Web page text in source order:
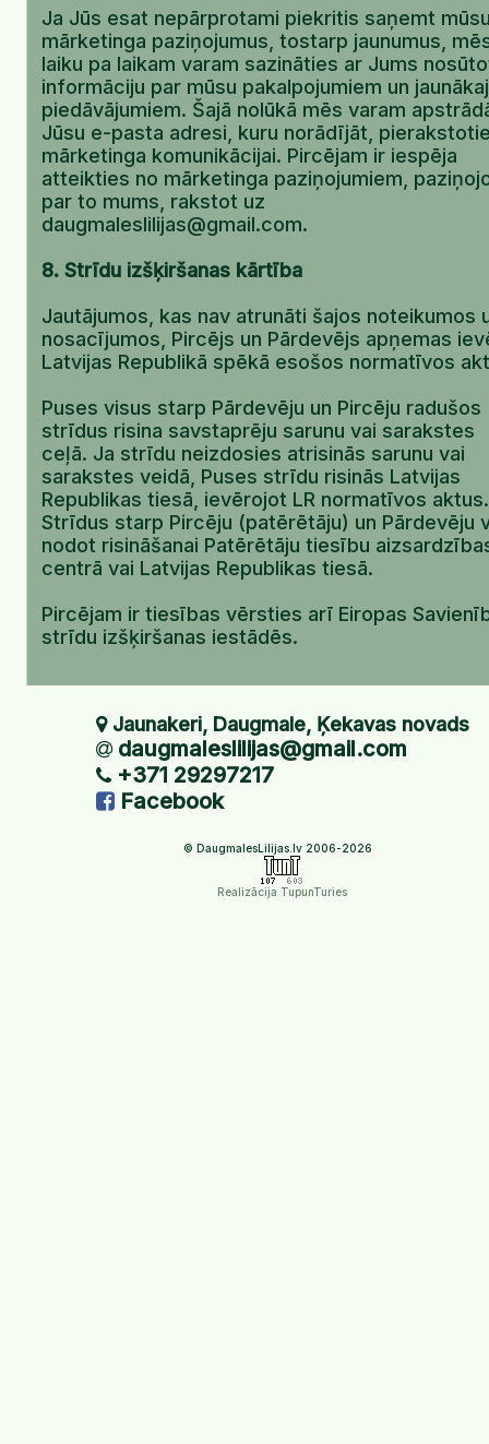
Ja Jūs esat nepārprotami piekritis saņemt
mārketinga paziņojumus, tostarp jaunumus,
laiku pa laikam varam sazināties ar Jums
informāciju par mūsu pakalpojumiem un
piedāvājumiem. Šajā nolūkā mēs varam
Jūsu e-pasta adresi, kuru norādījāt,
mārketinga komunikācijai. Pircējam ir iespēja
atteikties no mārketinga paziņojumiem,
par to mums, rakstot uz
daugmaleslilijas@gmail.com.
8. Strīdu izšķiršanas kārtība
Jautājumos, kas nav atrunāti šajos noteikumos
nosacījumos, Pircējs un Pārdevējs apņemas
Latvijas Republikā spēkā esošos normatīvos
Puses visus starp Pārdevēju un Pircēju radušos
strīdus risina savstaprēju sarunu vai sarakstes
ceļā. Ja strīdu neizdosies atrisinās sarunu vai
sarakstes veidā, Puses strīdu risinās Latvijas
Republikas tiesā, ievērojot LR normatīvos aktus.
Strīdus starp Pircēju (patērētāju) un Pārdevēju
nodot risināšanai Patērētāju tiesību
centrā vai Latvijas Republikas tiesā.
Pircējam ir tiesības vērsties arī Eiropas
strīdu izšķiršanas iestādēs.
Jaunakeri, Daugmale, Ķekavas novads
daugmaleslilijas@gmail.com
+371 29297217
Facebook
© DaugmalesLilijas.lv 2006-2026
Realizācija TupunTuries